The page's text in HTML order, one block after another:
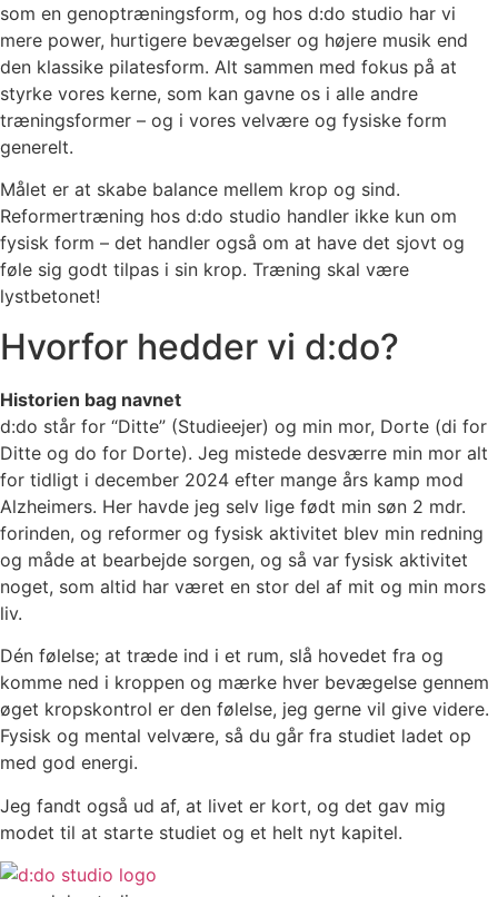
som en genoptræningsform, og hos d:do studio har vi
mere power, hurtigere bevægelser og højere musik end
den klassike pilatesform. Alt sammen med fokus på at
styrke vores kerne, som kan gavne os i alle andre
træningsformer – og i vores velvære og fysiske form
generelt.
Målet er at skabe balance mellem krop og sind.
Reformertræning hos d:do studio handler ikke kun om
fysisk form – det handler også om at have det sjovt og
føle sig godt tilpas i sin krop. Træning skal være
lystbetonet!
Hvorfor hedder vi d:do?
Historien bag navnet
d:do står for “Ditte” (Studieejer) og min mor, Dorte (di for
Ditte og do for Dorte). Jeg mistede desværre min mor alt
for tidligt i december 2024 efter mange års kamp mod
Alzheimers. Her havde jeg selv lige født min søn 2 mdr.
forinden, og reformer og fysisk aktivitet blev min redning
og måde at bearbejde sorgen, og så var fysisk aktivitet
noget, som altid har været en stor del af mit og min mors
liv.
Dén følelse; at træde ind i et rum, slå hovedet fra og
komme ned i kroppen og mærke hver bevægelse gennem
øget kropskontrol er den følelse, jeg gerne vil give videre.
Fysisk og mental velvære, så du går fra studiet ladet op
med god energi.
Jeg fandt også ud af, at livet er kort, og det gav mig
modet til at starte studiet og et helt nyt kapitel.